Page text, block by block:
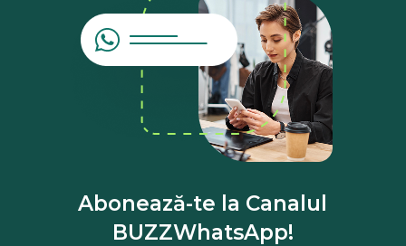
Abonează-te la Canalul
BUZZWhatsApp!